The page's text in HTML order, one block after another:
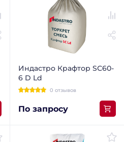
Индастро Крафтор SС60-
6 D Ld
0 отзывов
По запросу